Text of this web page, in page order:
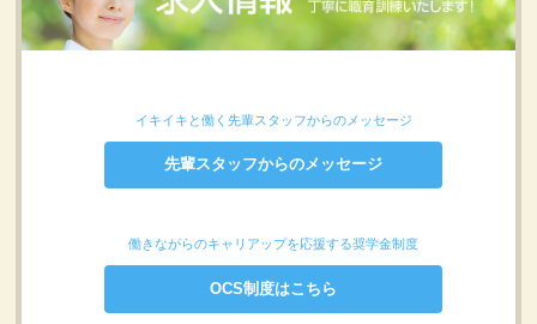
イキイキと働く先輩スタッフからのメッセージ
先輩スタッフからのメッセージ
働きながらのキャリアップを応援する奨学金制度
OCS制度はこちら